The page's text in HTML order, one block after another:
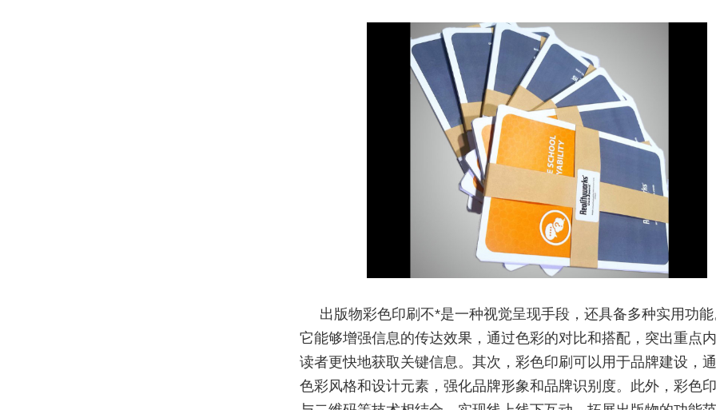
出版物彩色印刷不*是一种视觉呈现手段，还具备多种实用功能
它能够增强信息的传达效果，通过色彩的对比和搭配，突出重点
读者更快地获取关键信息。其次，彩色印刷可以用于品牌建设，
色彩风格和设计元素，强化品牌形象和品牌识别度。此外，彩色